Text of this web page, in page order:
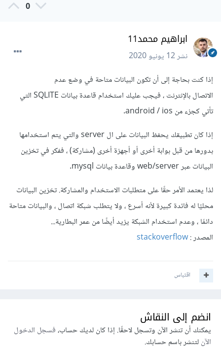
0
ابراهيم محمد11
نشر12 يونيو 2020
إذا كنت بحاجة إلى أن تكون البيانات متاحة في وضع عدم
الاتصال بالإنترنت ، فيجب عليك استخدام قاعدة بيانات SQLITE التي
تأتي كجزء من android / ios.
إذا كان تطبيقك يحفظ البيانات على ال server والتي يتم استخدامها
بدورها من قبل بوابة أخرى أو أجهزة أخرى (مشاركة) ، ففكر في تخزين
البيانات عبر web/server وقاعدة بيانات mysql.
لذا يعتمد الأمر حقًا على متطلبات الاستخدام والمشاركة. تخزين البيانات
محليًا له فائدة كبيرة لأنه أسرع ، ولا يتطلب شبكة اتصال ، والبيانات متاحة
دائمًا ، وعدم استخدام الشبكة يزيد أيضًا من عمر البطارية...
المصدر :stackoverflow
اقتباس
انضم إلى النقاش
يمكنك أن تنشر الآن وتسجل لاحقًا. إذا كان لديك حساب،فسجل الدخول
الآنلتنشر باسم حسابك.